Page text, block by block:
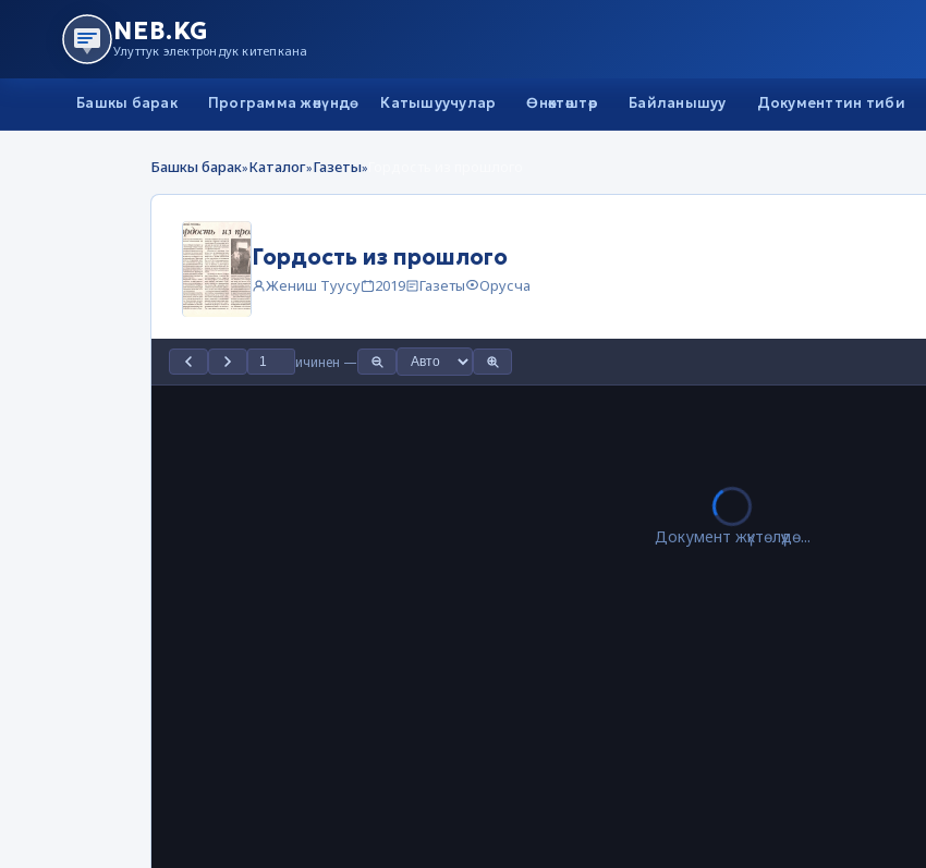
NEB.KG
Улуттук электрондук китепкана
Башкы барак Программа жөнүндө Катышуучулар Өнөктөштөр Байланышуу Документтин тиби
Башкы барак»Каталог»Газеты»
Гордость из прошлого
Жениш Туусу 2019 Газеты Орусча
ичинен —
Документ жүктөлүүдө...